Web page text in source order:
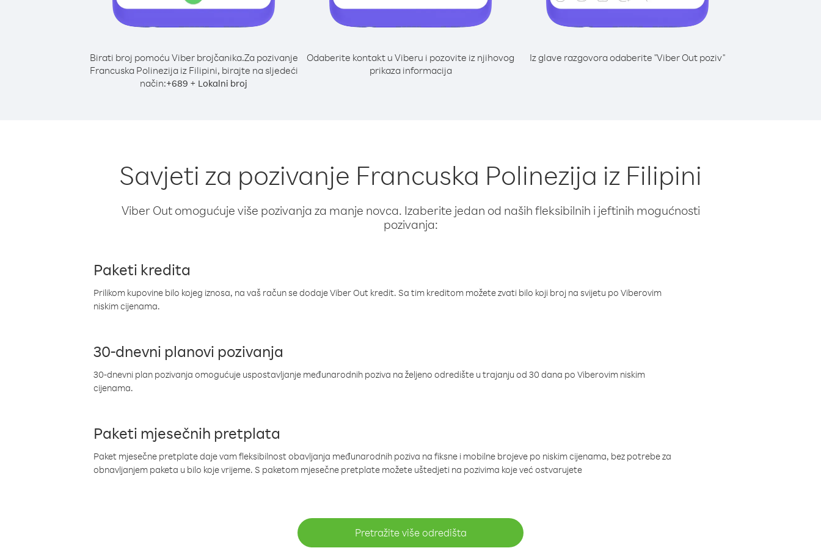
Birati broj pomoću Viber brojčanika.Za pozivanje
Francuska Polinezija iz Filipini, birajte na sljedeći
način:+689 + Lokalni broj
Odaberite kontakt u Viberu i pozovite iz njihovog
prikaza informacija
Iz glave razgovora odaberite "Viber Out poziv"
Savjeti za pozivanje Francuska Polinezija iz Filipini
Viber Out omogućuje više pozivanja za manje novca. Izaberite jedan od naših fleksibilnih i jeftinih mogućnosti
pozivanja:
Paketi kredita
Prilikom kupovine bilo kojeg iznosa, na vaš račun se dodaje Viber Out kredit. Sa tim kreditom možete zvati bilo koji broj na svijetu po Viberovim
niskim cijenama.
30-dnevni planovi pozivanja
30-dnevni plan pozivanja omogućuje uspostavljanje međunarodnih poziva na željeno odredište u trajanju od 30 dana po Viberovim niskim
cijenama.
Paketi mjesečnih pretplata
Paket mjesečne pretplate daje vam fleksibilnost obavljanja međunarodnih poziva na fiksne i mobilne brojeve po niskim cijenama, bez potrebe za
obnavljanjem paketa u bilo koje vrijeme. S paketom mjesečne pretplate možete uštedjeti na pozivima koje već ostvarujete
Pretražite više odredišta